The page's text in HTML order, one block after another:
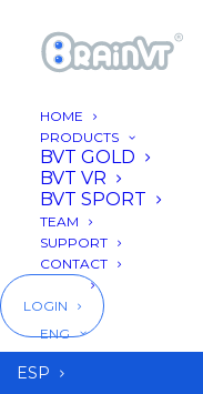
HOME
PRODUCTS
BVT GOLD
BVT VR
BVT SPORT
TEAM
SUPPORT
CONTACT
LOGIN
ENG
ESP